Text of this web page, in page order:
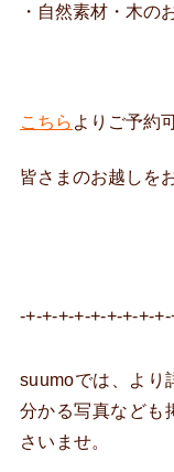
・自然素材・木の
こちら よりご予約
皆さまのお越しを
-+-+-+-+-+-+-+-+-
suumoでは、より
分かる写真なども
さいませ。